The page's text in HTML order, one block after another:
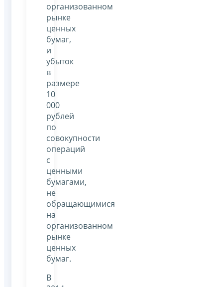
организованном
рынке
ценных
бумаг,
и
убыток
в
размере
10
000
рублей
по
совокупности
операций
с
ценными
бумагами,
не
обращающимися
на
организованном
рынке
ценных
бумаг.
В